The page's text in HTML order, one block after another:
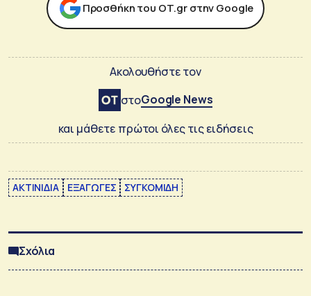
Προσθήκη του ΟΤ.gr στην Google
Ακολουθήστε τον
στοGoogle News
και μάθετε πρώτοι όλες τις ειδήσεις
ΑΚΤΙΝΙΔΙΑ ΕΞΑΓΩΓΕΣ ΣΥΓΚΟΜΙΔΗ
Σχόλια